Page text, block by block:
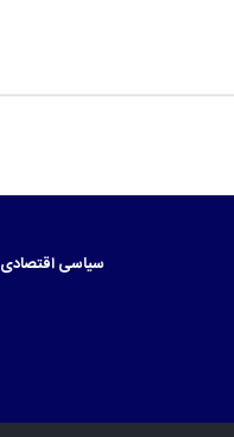
سیاسیاقتصادی